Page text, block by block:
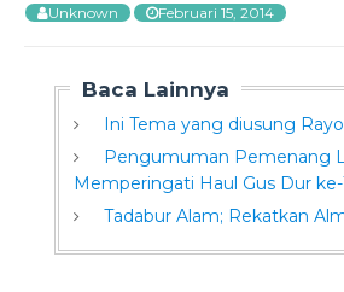
Unknown Februari 15, 2014
Baca Lainnya
Ini Tema yang diusung
Pengumuman Pemenang
Memperingati Haul Gus Dur ke-
Tadabur Alam; Rekatkan